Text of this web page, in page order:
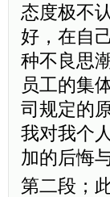
态度极不
好，在自
种不良思
员工的集
司规定的
我对我个
加的后悔
第二段；